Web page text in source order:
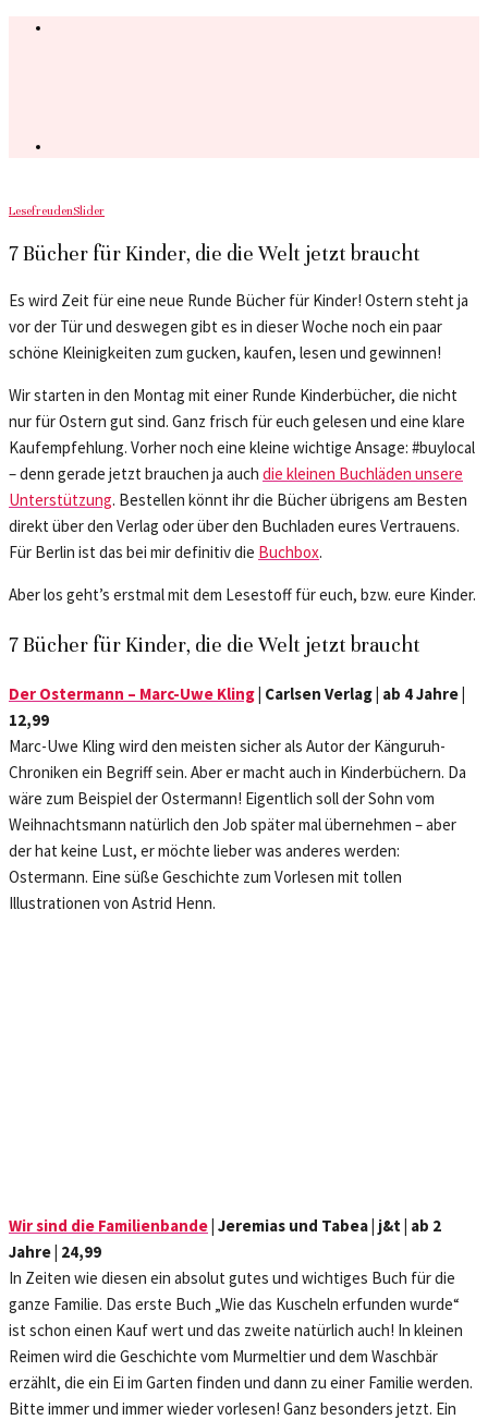
LesefreudenSlider
7 Bücher für Kinder, die die Welt jetzt braucht
Es wird Zeit für eine neue Runde Bücher für Kinder! Ostern steht ja
vor der Tür und deswegen gibt es in dieser Woche noch ein paar
schöne Kleinigkeiten zum gucken, kaufen, lesen und gewinnen!
Wir starten in den Montag mit einer Runde Kinderbücher, die nicht
nur für Ostern gut sind. Ganz frisch für euch gelesen und eine klare
Kaufempfehlung. Vorher noch eine kleine wichtige Ansage: #buylocal
– denn gerade jetzt brauchen ja auch die kleinen Buchläden unsere
Unterstützung. Bestellen könnt ihr die Bücher übrigens am Besten
direkt über den Verlag oder über den Buchladen eures Vertrauens.
Für Berlin ist das bei mir definitiv die Buchbox.
Aber los geht’s erstmal mit dem Lesestoff für euch, bzw. eure Kinder.
7 Bücher für Kinder, die die Welt jetzt braucht
Der Ostermann – Marc-Uwe Kling| Carlsen Verlag | ab 4 Jahre |
12,99
Marc-Uwe Kling wird den meisten sicher als Autor der Känguruh-
Chroniken ein Begriff sein. Aber er macht auch in Kinderbüchern. Da
wäre zum Beispiel der Ostermann! Eigentlich soll der Sohn vom
Weihnachtsmann natürlich den Job später mal übernehmen – aber
der hat keine Lust, er möchte lieber was anderes werden:
Ostermann. Eine süße Geschichte zum Vorlesen mit tollen
Illustrationen von Astrid Henn.
Wir sind die Familienbande| Jeremias und Tabea | j&t | ab 2
Jahre | 24,99
In Zeiten wie diesen ein absolut gutes und wichtiges Buch für die
ganze Familie. Das erste Buch „Wie das Kuscheln erfunden wurde“
ist schon einen Kauf wert und das zweite natürlich auch! In kleinen
Reimen wird die Geschichte vom Murmeltier und dem Waschbär
erzählt, die ein Ei im Garten finden und dann zu einer Familie werden.
Bitte immer und immer wieder vorlesen! Ganz besonders jetzt. Ein